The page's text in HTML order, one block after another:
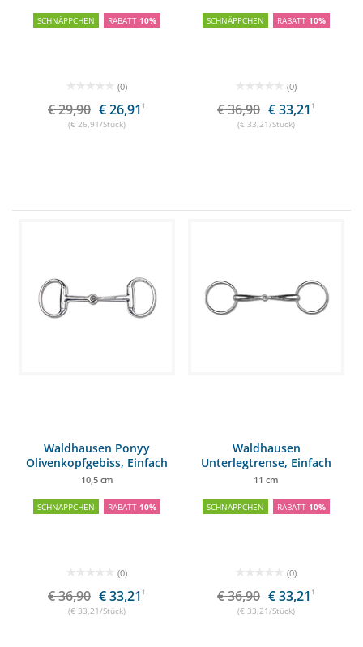
SCHNÄPPCHEN RABATT 10%
(0)
€ 29,90 € 26,91 1
(€ 26,91/Stück)
SCHNÄPPCHEN RABATT 10%
(0)
€ 36,90 € 33,21 1
(€ 33,21/Stück)
Waldhausen Ponyy
Olivenkopfgebiss, Einfach
gebrochen
10,5 cm
SCHNÄPPCHEN RABATT 10%
(0)
€ 36,90 € 33,21 1
(€ 33,21/Stück)
Waldhausen
Unterlegtrense, Einfach
gebrochen
11 cm
SCHNÄPPCHEN RABATT 10%
(0)
€ 36,90 € 33,21 1
(€ 33,21/Stück)